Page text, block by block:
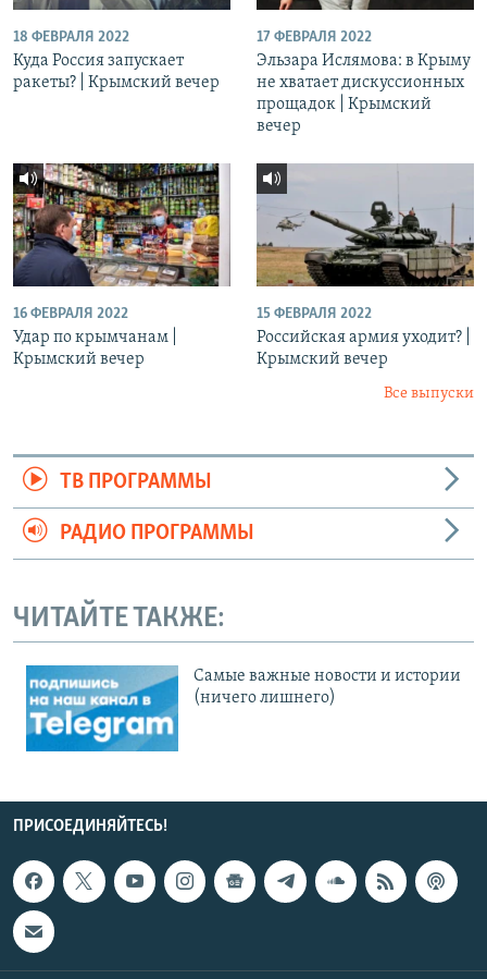
18 ФЕВРАЛЯ 2022
Куда Россия запускает
ракеты? | Крымский вечер
17 ФЕВРАЛЯ 2022
Эльзара Ислямова: в Крыму
не хватает дискуссионных
прощадок | Крымский
вечер
16 ФЕВРАЛЯ 2022
Удар по крымчанам |
Крымский вечер
15 ФЕВРАЛЯ 2022
Российская армия уходит? |
Крымский вечер
Все выпуски
ТВ ПРОГРАММЫ
РАДИО ПРОГРАММЫ
ЧИТАЙТЕ ТАКЖЕ:
Cамые важные новости и истории
(ничего лишнего)
ПРИСОЕДИНЯЙТЕСЬ!